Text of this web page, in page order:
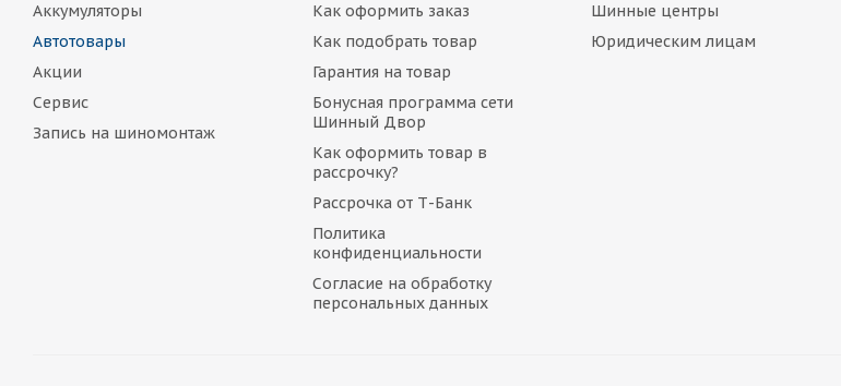
Аккумуляторы
Автотовары
Акции
Сервис
Запись на шиномонтаж
Как оформить заказ
Как подобрать товар
Гарантия на товар
Бонусная программа сети
Шинный Двор
Как оформить товар в
рассрочку?
Рассрочка от Т-Банк
Политика
конфиденциальности
Согласие на обработку
персональных данных
Шинные центры
Юридическим лицам